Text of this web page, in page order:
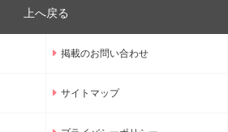
上へ戻る
掲載のお問い合わせ
サイトマップ